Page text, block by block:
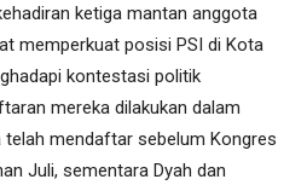
ketiga mantan anggota
memperkuat posisi PSI di Kota
kontestasi politik
mereka dilakukan dalam
telah mendaftar sebelum Kongres
Juli, sementara Dyah dan